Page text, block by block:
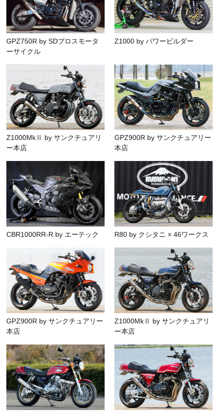
GPZ750R by SDブロスモータ
ーサイクル
Z1000 by パワービルダー
Z1000MkⅡ by サンクチュアリ
ー本店
GPZ900R by サンクチュアリー
本店
CBR1000RR-R by エーテック R80 by クシタニ × 46ワークス
GPZ900R by サンクチュアリー
本店
Z1000MkⅡ by サンクチュアリ
ー本店